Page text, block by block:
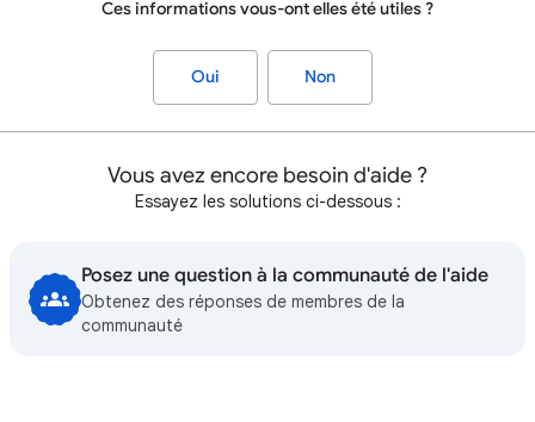
Ces informations vous-ont elles été utiles ?
Oui Non
Vous avez encore besoin d'aide ?
Essayez les solutions ci-dessous :
Posez une question à la communauté de l'aide
Obtenez des réponses de membres de la
communauté